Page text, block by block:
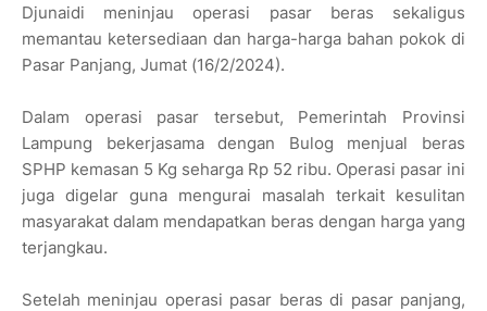
Djunaidi meninjau operasi pasar beras sekaligus
memantau ketersediaan dan harga-harga bahan pokok di
Pasar Panjang, Jumat (16/2/2024).
Dalam operasi pasar tersebut, Pemerintah Provinsi
Lampung bekerjasama dengan Bulog menjual beras
SPHP kemasan 5 Kg seharga Rp 52 ribu. Operasi pasar ini
juga digelar guna mengurai masalah terkait kesulitan
masyarakat dalam mendapatkan beras dengan harga yang
terjangkau.
Setelah meninjau operasi pasar beras di pasar panjang,